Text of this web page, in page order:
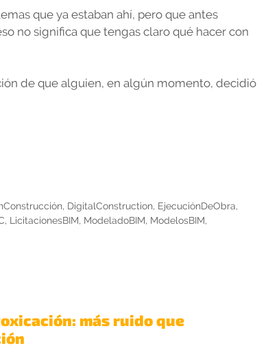
que ya estaban ahí, pero que antes
no significa que tengas claro qué hacer con
de que alguien, en algún momento, decidió
, DigitalConstruction, EjecuciónDeObra,
, LicitacionesBIM, ModeladoBIM, ModelosBIM,
más ruido que